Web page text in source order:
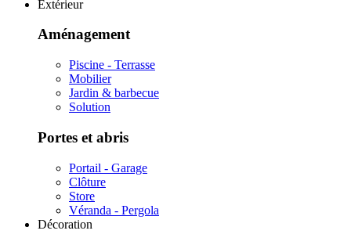
Extérieur
Aménagement
Piscine - Terrasse
Mobilier
Jardin & barbecue
Solution
Portes et abris
Portail - Garage
Clôture
Store
Véranda - Pergola
Décoration